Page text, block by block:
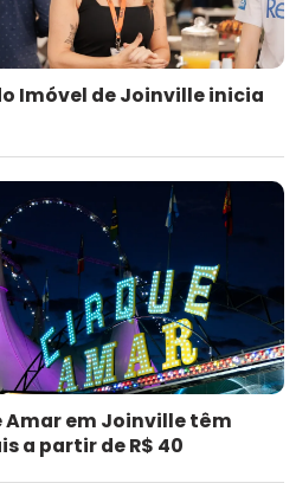
Imóvel de Joinville inicia
Amar em Joinville têm
a partir de R$ 40